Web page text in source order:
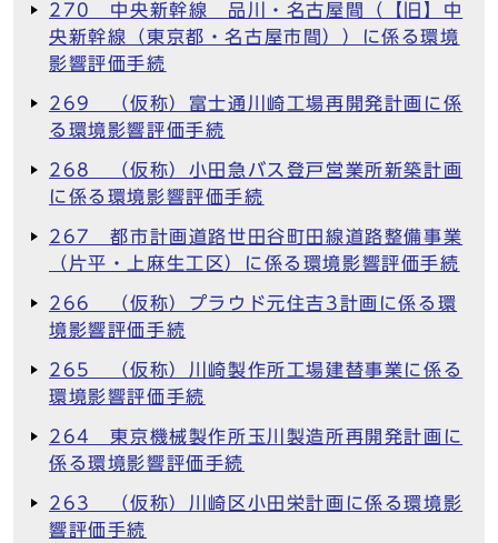
270 中央新幹線 品川・名古屋間（【旧】中
央新幹線（東京都・名古屋市間））に係る環境
影響評価手続
269 （仮称）富士通川崎工場再開発計画に係
る環境影響評価手続
268 （仮称）小田急バス登戸営業所新築計画
に係る環境影響評価手続
267 都市計画道路世田谷町田線道路整備事業
（片平・上麻生工区）に係る環境影響評価手続
266 （仮称）プラウド元住吉3計画に係る環
境影響評価手続
265 （仮称）川崎製作所工場建替事業に係る
環境影響評価手続
264 東京機械製作所玉川製造所再開発計画に
係る環境影響評価手続
263 （仮称）川崎区小田栄計画に係る環境影
響評価手続